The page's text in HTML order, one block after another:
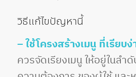
วิธีแก้ไขปัญหานี้
– ใช้โครงสร้างเมนู ที่เรียบ
ควรจัดเรียงเมนู ให้อยู่ในล